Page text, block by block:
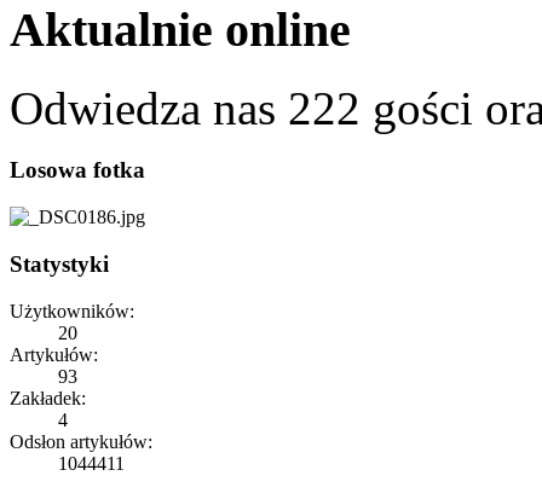
Aktualnie online
Odwiedza nas 222 gości
Losowa fotka
Statystyki
Użytkowników:
20
Artykułów:
93
Zakładek:
4
Odsłon artykułów:
1044411